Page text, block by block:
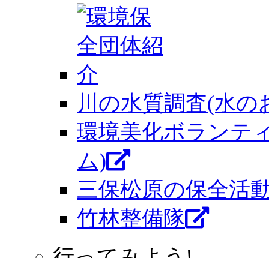
川の水質調査(水の
環境美化ボランテ
ム)
三保松原の保全活
竹林整備隊